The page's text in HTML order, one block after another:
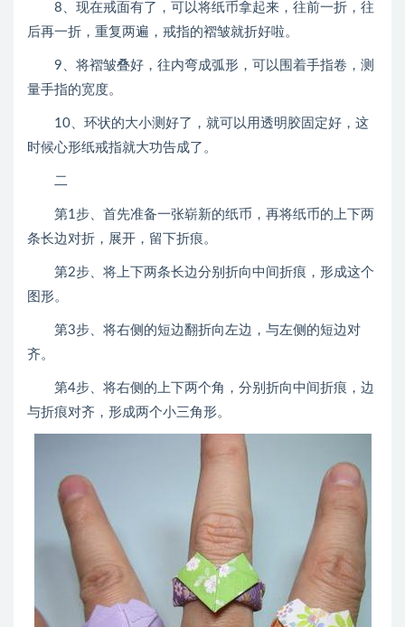
8、现在戒面有了，可以将纸币拿起来，往前一折，往
后再一折，重复两遍，戒指的褶皱就折好啦。
9、将褶皱叠好，往内弯成弧形，可以围着手指卷，测
量手指的宽度。
10、环状的大小测好了，就可以用透明胶固定好，这
时候心形纸戒指就大功告成了。
二
第1步、首先准备一张崭新的纸币，再将纸币的上下两
条长边对折，展开，留下折痕。
第2步、将上下两条长边分别折向中间折痕，形成这个
图形。
第3步、将右侧的短边翻折向左边，与左侧的短边对
齐。
第4步、将右侧的上下两个角，分别折向中间折痕，边
与折痕对齐，形成两个小三角形。